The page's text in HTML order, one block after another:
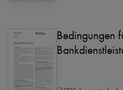
Bedingungen